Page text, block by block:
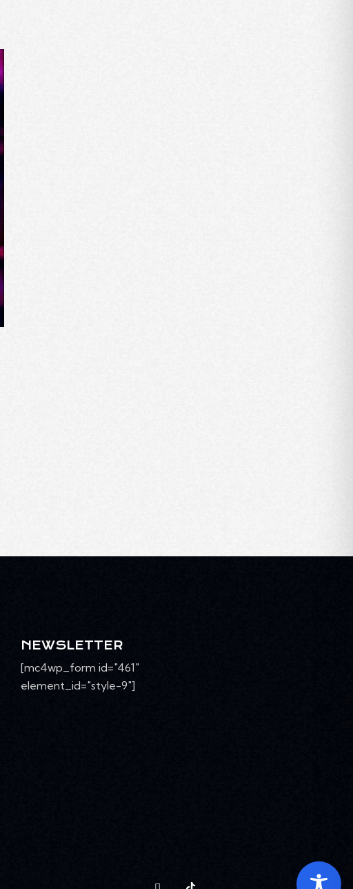
NEWSLETTER
[mc4wp_form id="461"
element_id="style-9"]